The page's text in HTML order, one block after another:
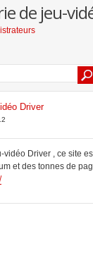
de jeu-
Driver
Driver , ce site
et des tonnes de